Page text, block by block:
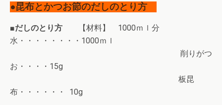
●昆布とかつお節のだしのとり方
■だしのとり方
【材料】 1000ｍｌ分
水・・・・・・・・1000ｍｌ
削りがつ
お・・・・15g
板昆
布・・・・・・ 10g